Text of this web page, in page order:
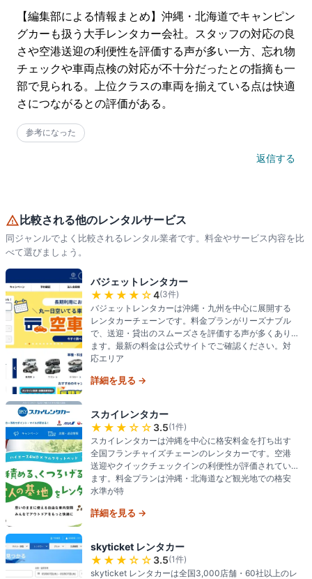
【編集部による情報まとめ】沖縄・北海道でキャンピン
グカーも扱う大手レンタカー会社。スタッフの対応の良
さや空港送迎の利便性を評価する声が多い一方、忘れ物
チェックや車両点検の対応が不十分だったとの指摘も一
部で見られる。上位クラスの車両を揃えている点は快適
さにつながるとの評価がある。
参考になった
返信する
比較される他のレンタルサービス
同ジャンルでよく比較されるレンタル業者です。料金やサービス内容を比
べて選びましょう。
バジェットレンタカー
★★★★ ☆4(3件)
バジェットレンタカーは沖縄・九州を中心に展開する
レンタカーチェーンです。料金プランがリーズナブル
で、送迎・貸出のスムーズさを評価する声が多くあり
ます。最新の料金は公式サイトでご確認ください。対
応エリア
詳細を見る →
スカイレンタカー
★★★ ☆☆ 3.5(1件)
スカイレンタカーは沖縄を中心に格安料金を打ち出す
全国フランチャイズチェーンのレンタカーです。空港
送迎やクイックチェックインの利便性が評価されてい
ます。料金プランは沖縄・北海道など観光地での格安
水準が特
詳細を見る →
skyticket レンタカー
★★★ ☆☆ 3.5(1件)
skyticket レンタカーは全国3,000店舗・60社以上のレ